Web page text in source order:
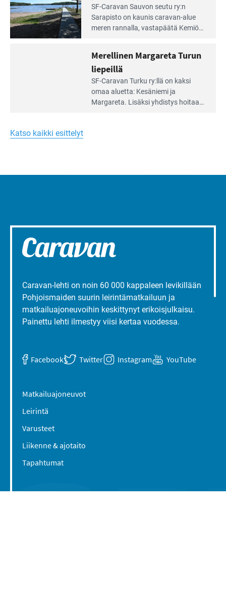
laidalla
Lue
Leirintäoppaan
artikkeli:
Yksilöä
SF-Caravan Sauvon seutu ry:n
Sarapisto on kaunis caravan-alue
meren rannalla, vasta­päätä Kemiön
kymmenen paikkaa ilman sähköä.
Turun
liepeillä
Merellinen Margareta Turun
liepeillä
SF-Caravan Turku ry:llä on kaksi
omaa aluet­ta: Kesäniemi ja
Margareta. Lisäksi yhdis­tys hoitaa
Katso kaikki esittelyt
Caravan-lehti on noin 60 000 kappaleen levikillään
Pohjoismaiden suurin leirintämatkailuun ja
matkailuajoneuvoihin keskittynyt erikoisjulkaisu.
Painettu lehti ilmestyy viisi kertaa vuodessa.
Facebook Twitter Instagram YouTube
Matkailuajoneuvot
Leirintä
Varusteet
Liikenne & ajotaito
Tapahtumat